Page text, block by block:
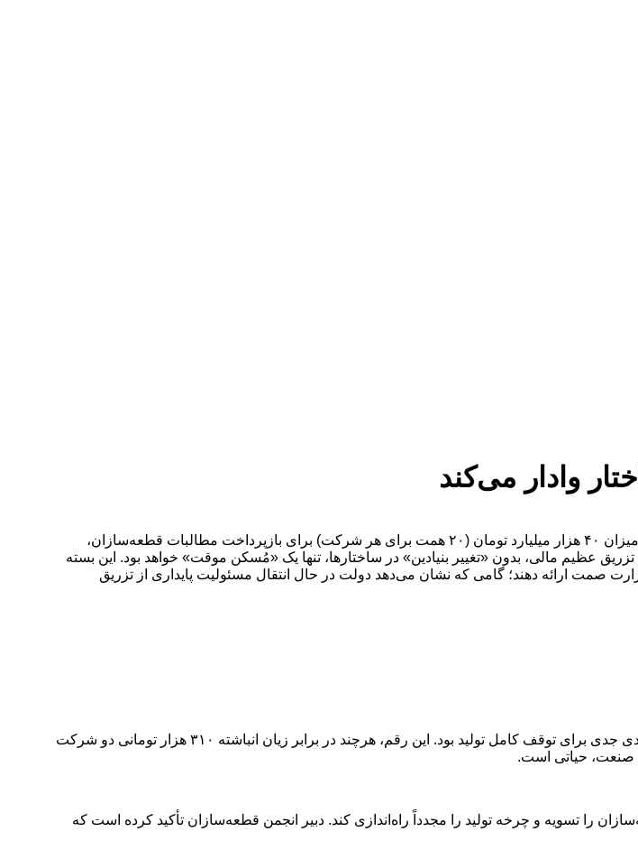
وادار می‌کند
تصمیم جدید هیأت عالی بانک مرکزی مبنی بر افزایش سقف تسهیلات بانکی ایران‌خودرو و سایپا به میزان ۴۰ هزار میلیارد تومان (۲۰ همت برای هر شرکت) برای بازپرداخت مطالبات قطعه‌سازان،
عظیم مالی، بدون «تغییر بنیادین» در ساختارها، تنها یک «مُسکن موقت» خواهد بود. این بسته
صمت ارائه دهند؛ گامی که نشان می‌دهد دولت در حال انتقال مسئولیت پایداری از تزریق
بدهی انباشته خودروسازان به قطعه‌سازان که در شهریورماه ۵۰ هزار میلیارد تومان اعلام شد، تهدیدی جدی برای توقف کامل تولید بود. این رقم، هرچند در برابر زیان انباشته ۳۱۰ هزار تومانی دو شرکت
مطالبات قطعه‌سازان را تسویه و چرخه تولید را مجدداً راه‌اندازی کند. دبیر انجمن قطعه‌سازان تأکید کرده است که